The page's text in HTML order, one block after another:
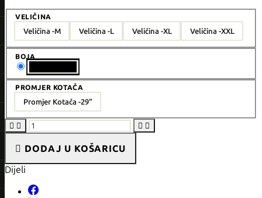
VELIČINA
Veličina -M Veličina -L Veličina -XL Veličina -XXL
BOJA
PROMJER KOTAČA
Promjer Kotača -29"
   
 DODAJ U KOŠARICU
Dijeli